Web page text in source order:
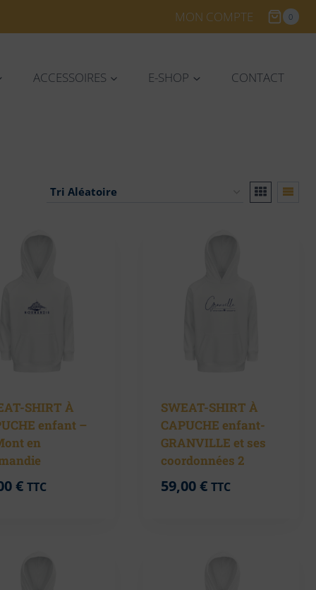
MON COMPTE 0
ACCESSOIRES E-SHOP CONTACT
SHIRT À
enfant –
en
€ TTC
SWEAT-SHIRT À
CAPUCHE enfant-
GRANVILLE et ses
coordonnées 2
59,00€ TTC